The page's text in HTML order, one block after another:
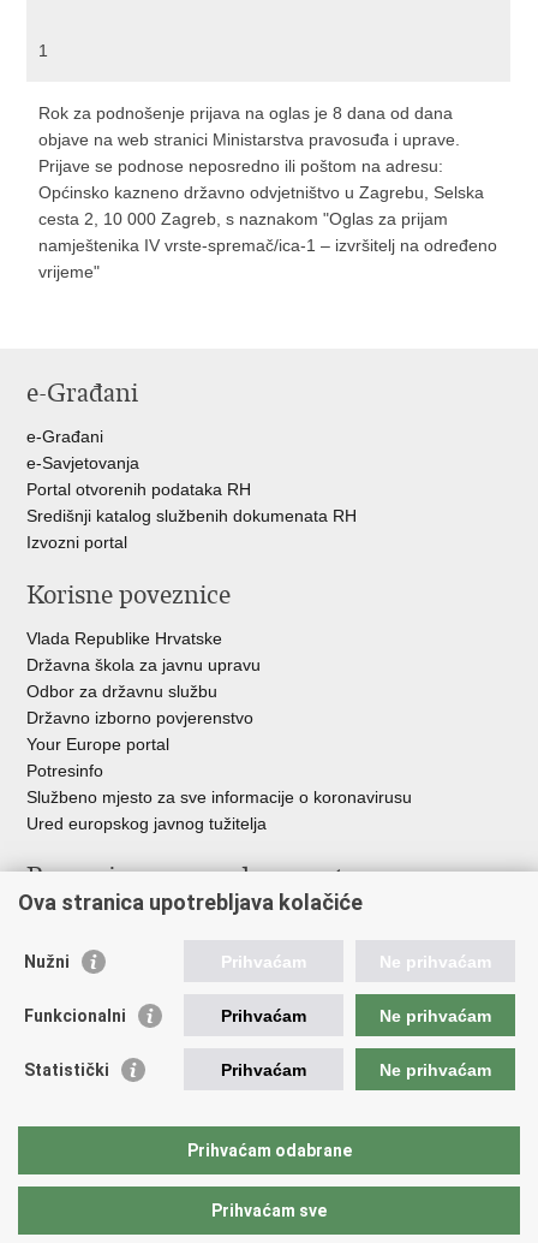
1
Rok za podnošenje prijava na oglas je 8 dana od dana
objave na web stranici Ministarstva pravosuđa i uprave.
Prijave se podnose neposredno ili poštom na adresu:
Općinsko kazneno državno odvjetništvo u Zagrebu, Selska
cesta 2, 10 000 Zagreb, s naznakom "Oglas za prijam
namještenika IV vrste-spremač/ica-1 – izvršitelj na određeno
vrijeme"
e-Građani
e-Građani
e-Savjetovanja
Portal otvorenih podataka RH
Središnji katalog službenih dokumenata RH
Izvozni portal
Korisne poveznice
Vlada Republike Hrvatske
Državna škola za javnu upravu
Odbor za državnu službu
Državno izborno povjerenstvo
Your Europe portal
Potresinfo
Službeno mjesto za sve informacije o koronavirusu
Ured europskog javnog tužitelja
Poveznice pravosudnog sustava
Državno odvjetništvo
Ured za suzbijanje korupcije i organiziranog kriminaliteta
Državnoodvjetničko vijeće
Hrvatska odvjetnička komora
Europski pravosudni portal
Ova stranica upotrebljava kolačiće
Nužni Prihvaćam Ne prihvaćam
Funkcionalni Prihvaćam Ne prihvaćam
Statistički Prihvaćam Ne prihvaćam
Prihvaćam odabrane
Prihvaćam sve